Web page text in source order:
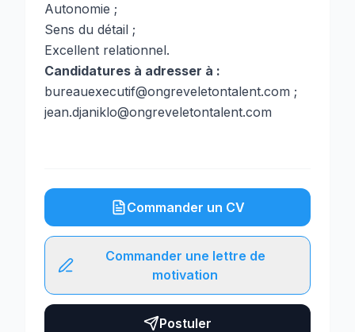
Autonomie ;
Sens du détail ;
Excellent relationnel.
Candidatures à adresser à :
bureauexecutif@ongreveletontalent.com ;
jean.djaniklo@ongreveletontalent.com
Commander un CV
Commander une lettre de
motivation
Postuler